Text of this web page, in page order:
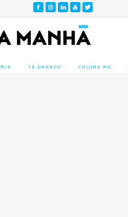
TÁ DANADO COLUNA MG